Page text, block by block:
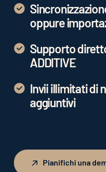
oppure
Supporto
ADDITIVE
Invii illimitati di
aggiuntivi
Pianifichi una demo
Pianifichi una